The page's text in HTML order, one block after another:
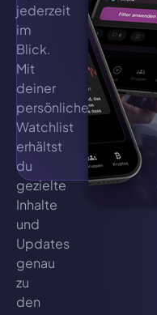
jederzeit
im
Blick.
Mit
deiner
persönlichen
Watchlist
erhältst
du
gezielte
Inhalte
und
Updates
genau
zu
den